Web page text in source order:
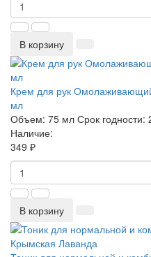
В корзину
Крем для рук
мл
Объем: 75 мл Срок годности:
Наличие:
349 ₽
В корзину